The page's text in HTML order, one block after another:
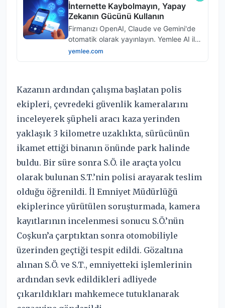
Kazanın ardından çalışma başlatan polis
ekipleri, çevredeki güvenlik kameralarını
inceleyerek şüpheli aracı kaza yerinden
yaklaşık 3 kilometre uzaklıkta, sürücünün
ikamet ettiği binanın önünde park halinde
buldu. Bir süre sonra S.Ö. ile araçta yolcu
olarak bulunan S.T.’nin polisi arayarak teslim
olduğu öğrenildi. İl Emniyet Müdürlüğü
ekiplerince yürütülen soruşturmada, kamera
kayıtlarının incelenmesi sonucu S.Ö.’nün
Coşkun’a çarptıktan sonra otomobiliyle
üzerinden geçtiği tespit edildi. Gözaltına
alınan S.Ö. ve S.T., emniyetteki işlemlerinin
ardından sevk edildikleri adliyede
çıkarıldıkları mahkemece tutuklanarak